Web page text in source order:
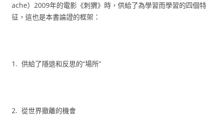
ache）2009年的電影《刺猬》時，供給了為學習而學習的四個特
征，這也是本書論證的框架：
1. 供給了隱退和反思的“場所”
2. 從世界撤離的機會